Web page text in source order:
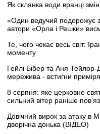
Як склянка води вранці
«Один ведучий подорожує
автори «Орла і Решки»
Те, чого чекає весь світ:
моменту
Гейлі Бібер та Аня
мережива - встигни
8 серпня: яке церковне
сильний вітер раніше
Довічний вирок за атаку в
дворічна донька (ВІДЕО)